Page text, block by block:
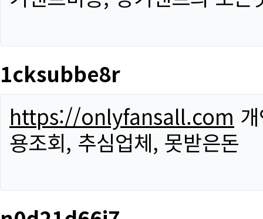
1cksubbe8r
https://onlyfansall.com
용조회, 추심업체, 못받은돈